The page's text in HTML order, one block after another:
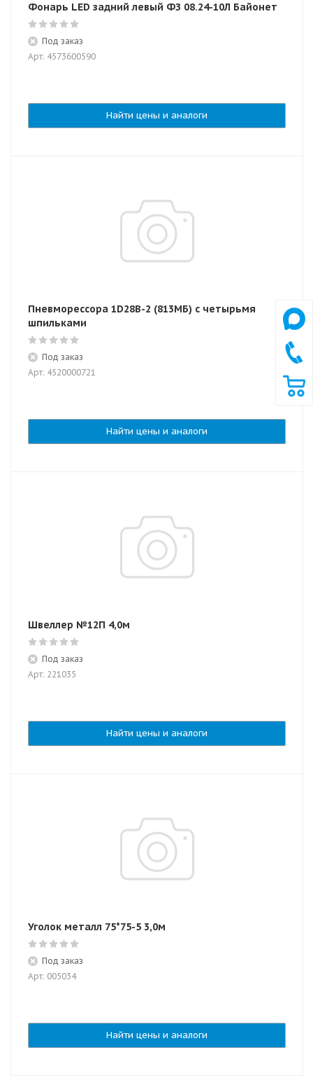
Фонарь LED задний левый ФЗ 08.24-10Л Байонет
Под заказ
Арт: 4573600590
Найти цены и аналоги
Пневморессора 1D28В-2 (813МБ) с четырьмя
шпильками
Под заказ
Арт: 4520000721
Найти цены и аналоги
Швеллер №12П 4,0м
Под заказ
Арт: 221035
Найти цены и аналоги
Уголок металл 75*75-5 3,0м
Под заказ
Арт: 005034
Найти цены и аналоги